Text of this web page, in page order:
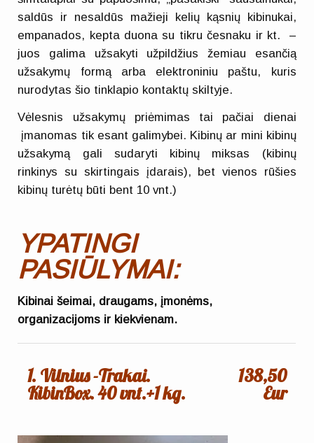
saldūs ir nesaldūs mažieji kelių kąsnių kibinukai,
empanados, kepta duona su tikru česnaku ir kt. –
juos galima užsakyti užpildžius žemiau esančią
užsakymų formą arba elektroniniu paštu, kuris
nurodytas šio tinklapio kontaktų skiltyje.
Vėlesnis užsakymų priėmimas tai pačiai dienai
įmanomas tik esant galimybei. Kibinų ar mini kibinų
užsakymą gali sudaryti kibinų miksas (kibinų
rinkinys su skirtingais įdarais), bet vienos rūšies
kibinų turėtų būti bent 10 vnt.)
YPATINGI
PASIŪLYMAI:
Kibinai šeimai, draugams, įmonėms,
organizacijoms ir kiekvienam.
1. Vilnius -Trakai.
KibinBox. 40 vnt.+1 kg.
138,50
Eur